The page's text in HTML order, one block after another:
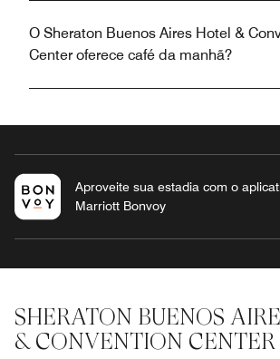
O Sheraton Buenos Aires Hotel &
Center oferece café da manhã?
Aproveite sua estadia com o
Marriott Bonvoy
SHERATON BUENOS
& CONVENTION CENTER